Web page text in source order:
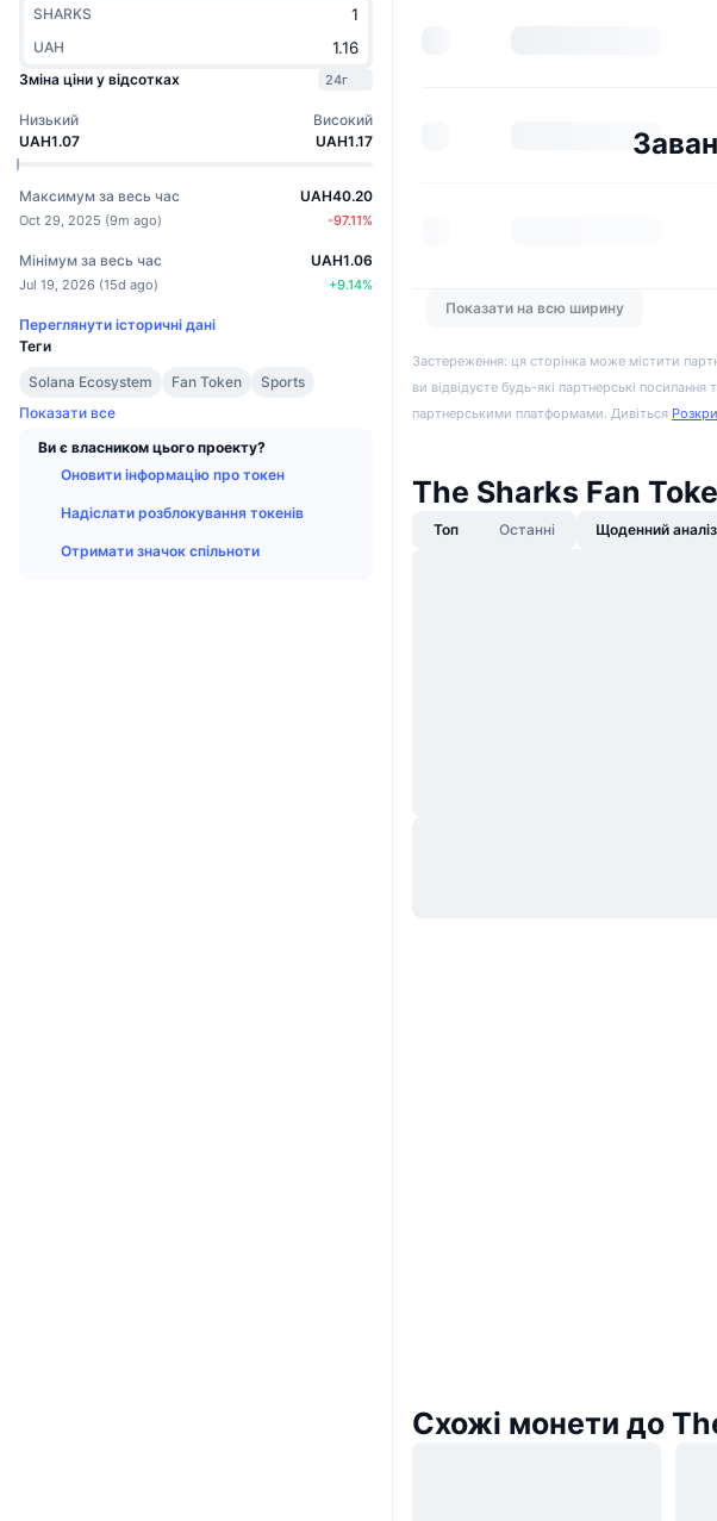
SHARKS
UAH
Зміна ціни у відсотках
24г
Низький
UAH1.07
Високий
UAH1.17
Максимум за весь час
Oct 29, 2025 (9m ago)
UAH40.20
-97.11%
Мінімум за весь час
Jul 19, 2026 (15d ago)
UAH1.06
+9.14%
Переглянути історичні дані
Теги
Solana Ecosystem
Fan Token
Sports
Показати все
Ви є власником цього проекту?
Оновити інформацію про токен
Надіслати розблокування токенів
Отримати значок спільноти
Показати на всю ширину
Застереження: ця сторінка може містити
ви відвідуєте будь-які партнерські посилання
партнерськими платформами. Дивіться
The Sharks Fan
Топ Останні Щоденний
Схожі монети до